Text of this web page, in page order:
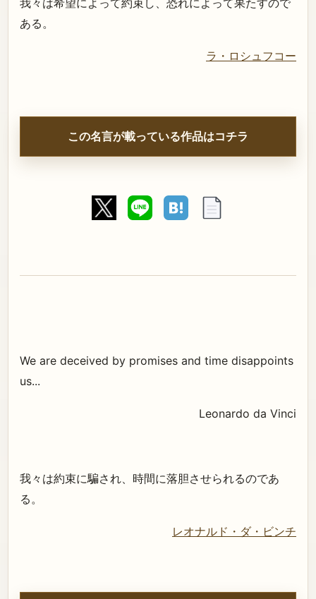
我々は希望によって約束し、恐れによって果たすので
ある。
ラ・ロシュフコー
この名言が載っている作品はコチラ
We are deceived by promises and time disappoints
us...
Leonardo da Vinci
我々は約束に騙され、時間に落胆させられるのであ
る。
レオナルド・ダ・ビンチ